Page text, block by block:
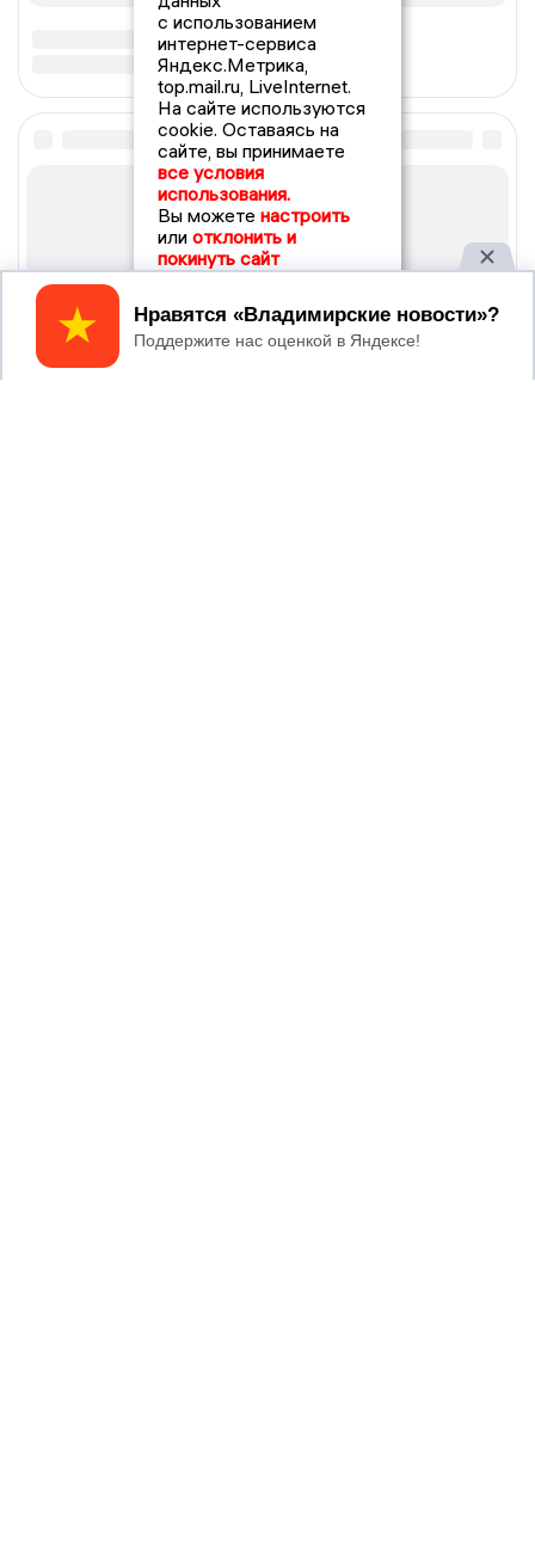
с использованием
интернет-сервиса
Яндекс.Метрика,
top.mail.ru, LiveInternet.
На сайте используются
cookie. Оставаясь на
сайте, вы принимаете
все условия
использования.
Вы можете настроить
или отклонить и
покинуть сайт
Принять